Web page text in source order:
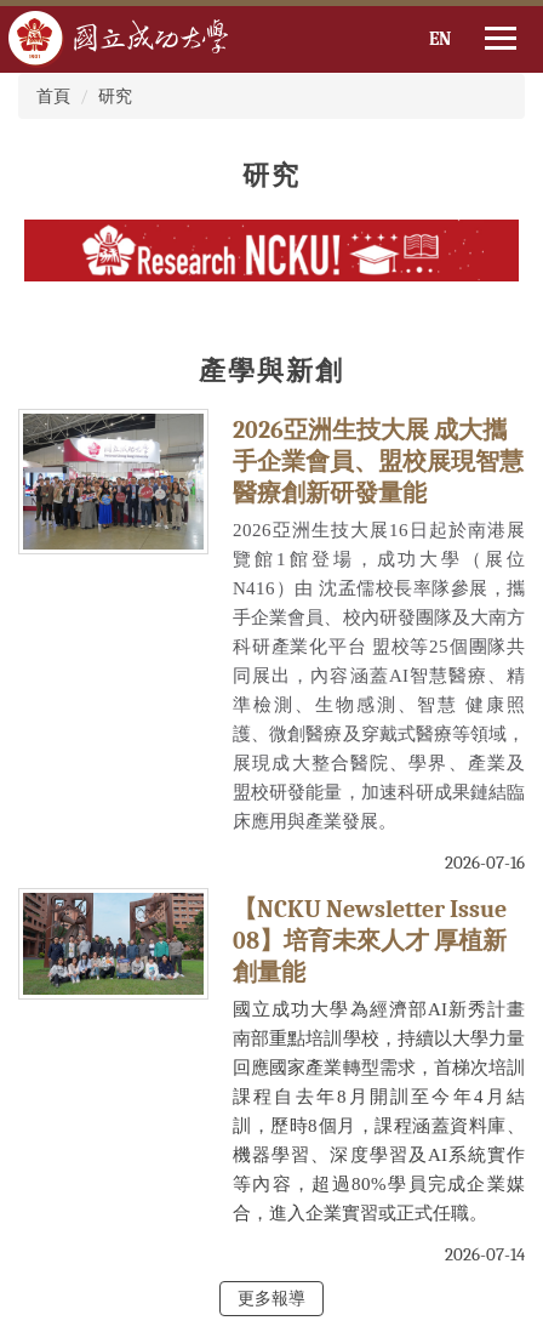
EN
:::
首頁
研究
研究
產學與新創
2026亞洲生技大展 成大攜
手企業會員、盟校展現智慧
醫療創新研發量能
2026亞洲生技大展16日起於南港展
覽館1館登場，成功大學（展位
N416）由 沈孟儒校長率隊參展，攜
手企業會員、校內研發團隊及大南方
科研產業化平台 盟校等25個團隊共
同展出，內容涵蓋AI智慧醫療、精
準檢測、生物感測、智慧 健康照
護、微創醫療及穿戴式醫療等領域，
展現成大整合醫院、學界、產業及
盟校研發能量，加速科研成果鏈結臨
床應用與產業發展。
2026-07-16
【NCKU Newsletter Issue
08】培育未來人才 厚植新
創量能
國立成功大學為經濟部AI新秀計畫
南部重點培訓學校，持續以大學力量
回應國家產業轉型需求，首梯次培訓
課程自去年8月開訓至今年4月結
訓，歷時8個月，課程涵蓋資料庫、
機器學習、深度學習及AI系統實作
等內容，超過80%學員完成企業媒
合，進入企業實習或正式任職。
2026-07-14
更多報導